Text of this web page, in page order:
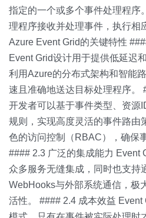
指定的一个或多个事件处理程序
理程序接收并处理事件，执行相
Azure Event Grid的关键特性
Event Grid设计用于提供低延迟
利用Azure的分布式架构和智能
速且准确地送达目标处理程序。
开发者可以基于事件类型、资源
规则，实现高度灵活的事件路由
色的访问控制（RBAC），确保
#### 2.3 广泛的集成能力 Event
众多服务无缝集成，同时也支持
WebHooks与外部系统通信，极
活性。 #### 2.4 成本效益